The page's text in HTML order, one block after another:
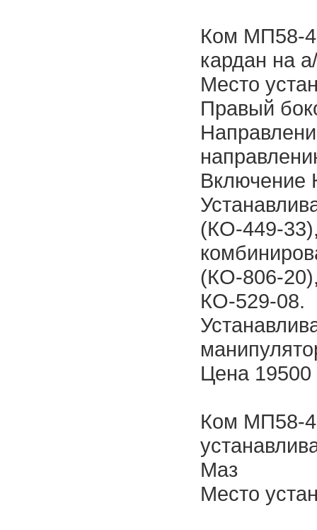
Ком МП58-
кардан на
Место
Правый
Включение
(КО-449-
(КО-806-
КО-529-08.
Цена 19500
Ком МП58-
Маз
Место